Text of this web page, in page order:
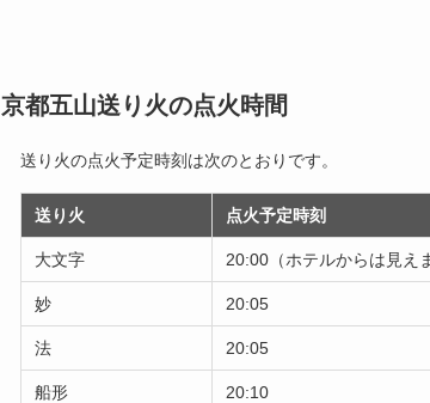
京都五山送り火の点火時間
送り火の点火予定時刻は次のとおりです。
送り火 点火予定時刻
大文字 20:00（ホテルからは見え
妙 20:05
法 20:05
船形 20:10